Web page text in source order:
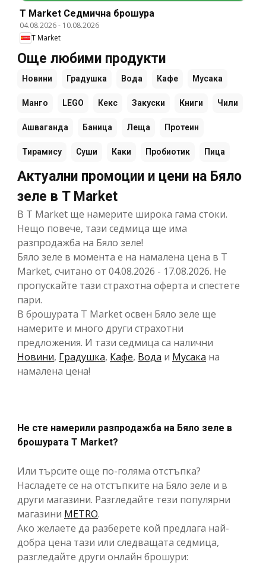
T Market Cедмична брошура
04.08.2026- 10.08.2026
T Market
Още любими продукти
Новини Градушка Вода Кафе Мусака
Манго LEGO Кекс Закуски Книги Чили
Ашваганда Баница Леща Протеин
Тирамису Суши Каки Пробиотик Пица
Актуални промоции и цени на Бяло
зеле в T Market
В T Market ще намерите широка гама стоки.
Нещо повече, тази седмица ще има
разпродажба на Бяло зеле!
Бяло зеле в момента е на намалена цена в T
Market, считано от 04.08.2026 - 17.08.2026. Не
пропускайте тази страхотна оферта и спестете
пари.
В брошурата T Market освен Бяло зеле ще
намерите и много други страхотни
предложения. И тази седмица са налични
Новини, Градушка, Кафе, Вода и Мусака на
намалена цена!
Не сте намерили разпродажба на Бяло зеле в
брошурата T Market?
Или търсите още по-голяма отстъпка?
Насладете се на отстъпките на Бяло зеле и в
други магазини. Разгледайте тези популярни
магазини METRO.
Ако желаете да разберете кой предлага най-
добра цена тази или следващата седмица,
разгледайте други онлайн брошури: